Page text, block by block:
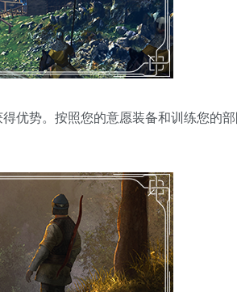
得优势。按照您的意愿装备和训练您的